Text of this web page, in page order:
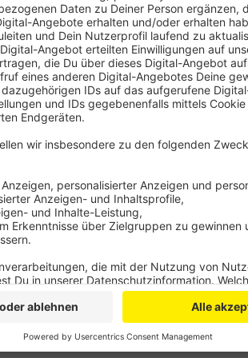
Zeitweise war die Autobahn voll gesperrt.
kam zu kilometerlangen Staus und fast
sind wieder alle Spuren freigegeben und
Nach ersten Erkenntnissen hatte es gegen
Autobahnkreuz gegeben. Der
Auto aufgefahren. Er wurde dabei schwer
nicht ausschließen. Wie es zu dem
Auswertung der Spuren klären. (Stand 10.30
Anzeige